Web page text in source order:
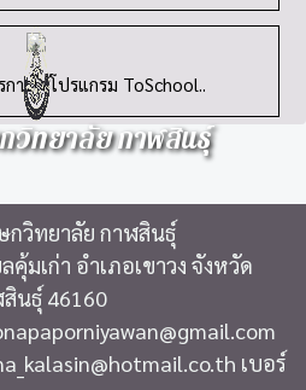
ารใช้โปรแกรม ToSchool..
วิทยาลัย กาฬสินธุ์
กวิทยาลัย กาฬสินธุ์
มเก่า อำเภอเขาวง จังหวัด
นธุ์ 46160
เบอร์